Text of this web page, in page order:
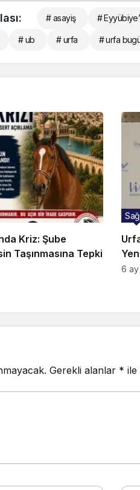
# asayiş #
# ub # urfa # urfa
Kriz: Şube
Taşınmasına Tepki
6
Gerekli alanlar * ile